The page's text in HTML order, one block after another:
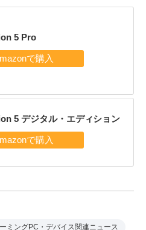
5 Pro
5 デジタル・エディション
ミングPC・デバイス関連ニュース